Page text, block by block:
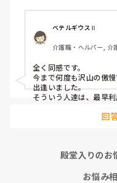
介護職員というより福
いますが、割りきって
心身をやられたりした
うんですよね。
ベテルギウスⅡ
介護職・ヘルパー, 介
ット型特養
全く同感です。
今まで何度も沢山の傲
出逢いました。
そういう人達は、最早
無理難題を言って来る
まり、精神がやられた
治体や他職種にも拡大
回
殿堂入りのお
お悩み